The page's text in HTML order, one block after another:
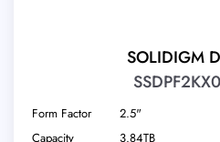
SOLIDIGM
Form Factor
2.5"
Capacity
3.84TB